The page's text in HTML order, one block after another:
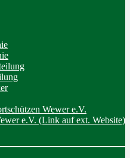
Wewer e.V.
e.V. (Link auf ext. Website)